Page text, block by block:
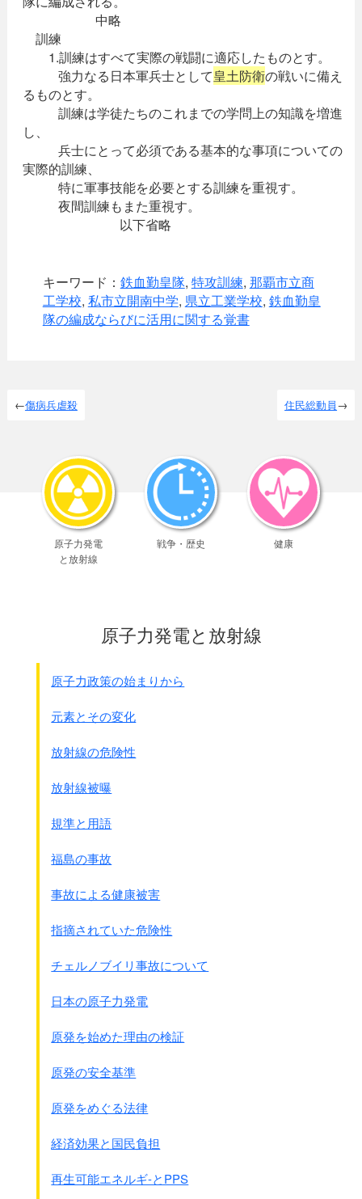
中略
訓練
1.訓練はすべて実際の戦闘に適応したものとす。
強力なる日本軍兵士として皇土防衛の戦いに備え
るものとす。
訓練は学徒たちのこれまでの学問上の知識を増進
し、
兵士にとって必須である基本的な事項についての
実際的訓練、
特に軍事技能を必要とする訓練を重視す。
夜間訓練もまた重視す。
以下省略
キーワード： 鉄血勤皇隊, 特攻訓練, 那覇市立商
工学校, 私市立開南中学, 県立工業学校, 鉄血勤皇
隊の編成ならびに活用に関する覚書
傷病兵虐殺 住民総動員
原子力発電
と放射線
戦争・歴史 健康
原子力発電と放射線
原子力政策の始まりから
元素とその変化
放射線の危険性
放射線被曝
規準と用語
福島の事故
事故による健康被害
指摘されていた危険性
チェルノブイリ事故について
日本の原子力発電
原発を始めた理由の検証
原発の安全基準
原発をめぐる法律
経済効果と国民負担
再生可能エネルギ-とPPS